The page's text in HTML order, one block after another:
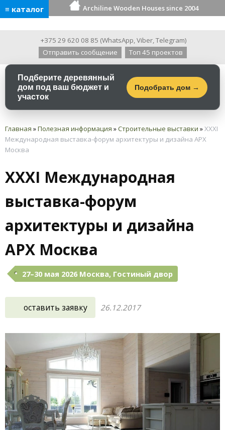
≡ каталог Archiline Wooden Houses since 2004
+375 29 620 08 85 (WhatsApp,Viber,Telegram)
Отправить сообщение
Топ 45 проектов
Подберите деревянный
дом под ваш бюджет и
участок
Подобрать дом →
Главная »Полезная информация »Строительные выставки »XXXI
Международная выставка-форум архитектуры и дизайна АРХ
Москва
XXXI Международная
выставка-форум
архитектуры и дизайна
АРХ Москва
27–30 мая 2026 Москва, Гостиный двор
оставить заявку 26.12.2017